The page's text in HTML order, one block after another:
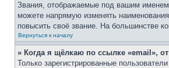
Звания, отображаемые под вашим
можете напрямую изменять
повысить своё звание. На большинстве
Вернуться к началу
» Когда я щёлкаю по ссылке «email»,
Только зарегистрированные